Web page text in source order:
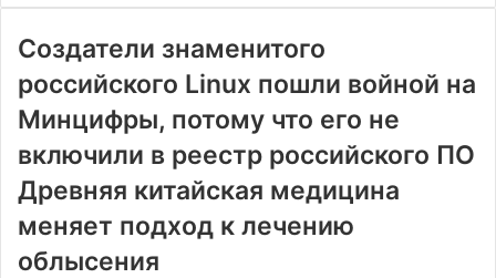
электронную
Создатели знаменитого
российского Linux пошли войной на
Минцифры, потому что его не
включили в реестр российского ПО
Древняя китайская медицина
меняет подход к лечению
облысения